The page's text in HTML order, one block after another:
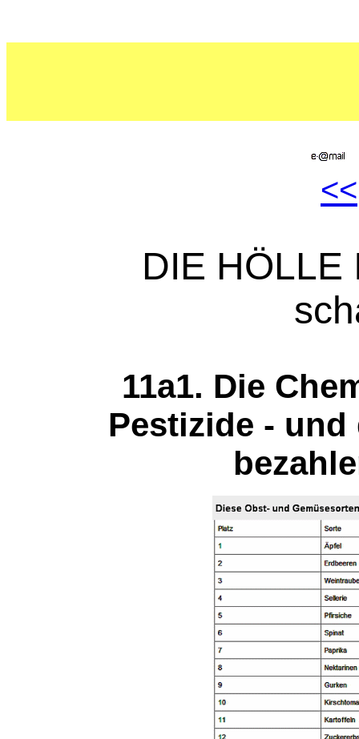
<<
DIE HÖLLE
11a1. Die
Pestizide -